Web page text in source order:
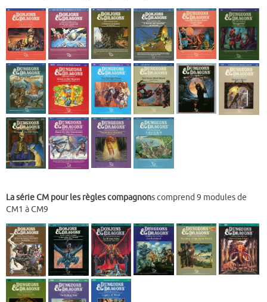
La série CM pour les règles compagnons comprend 9 modules de
CM1 à CM9